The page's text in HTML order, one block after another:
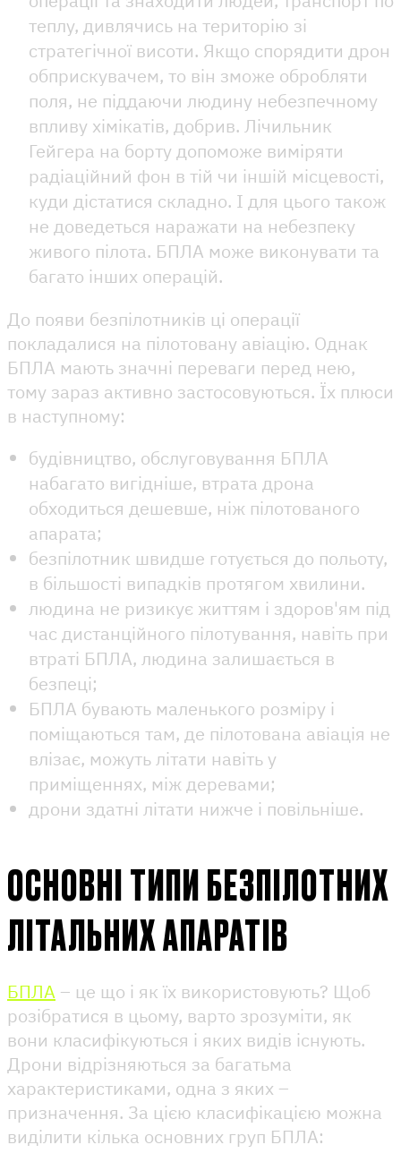
теплу, дивлячись на територію зі
стратегічної висоти. Якщо спорядити дрон
обприскувачем, то він зможе обробляти
поля, не піддаючи людину небезпечному
впливу хімікатів, добрив. Лічильник
Гейгера на борту допоможе виміряти
радіаційний фон в тій чи іншій місцевості,
куди дістатися складно. І для цього також
не доведеться наражати на небезпеку
живого пілота. БПЛА може виконувати та
багато інших операцій.
До появи безпілотників ці операції
покладалися на пілотовану авіацію. Однак
БПЛА мають значні переваги перед нею,
тому зараз активно застосовуються. Їх плюси
в наступному:
будівництво, обслуговування БПЛА
набагато вигідніше, втрата дрона
обходиться дешевше, ніж пілотованого
апарата;
безпілотник швидше готується до польоту,
в більшості випадків протягом хвилини.
людина не ризикує життям і здоров'ям під
час дистанційного пілотування, навіть при
втраті БПЛА, людина залишається в
безпеці;
БПЛА бувають маленького розміру і
поміщаються там, де пілотована авіація не
влізає, можуть літати навіть у
приміщеннях, між деревами;
дрони здатні літати нижче і повільніше.
ОСНОВНІ ТИПИ БЕЗПІЛОТНИХ
ЛІТАЛЬНИХ АПАРАТІВ
БПЛА – це що і як їх використовують? Щоб
розібратися в цьому, варто зрозуміти, як
вони класифікуються і яких видів існують.
Дрони відрізняються за багатьма
характеристиками, одна з яких –
призначення. За цією класифікацією можна
виділити кілька основних груп БПЛА: